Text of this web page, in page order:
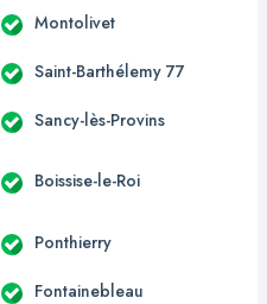
Montolivet
Saint-Barthélemy 77
Sancy-lès-Provins
Boissise-le-Roi
Ponthierry
Fontainebleau